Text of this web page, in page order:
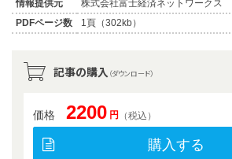
情報提供元
株式会社富士経済ネットワークス
PDFページ数
1頁（302kb）
記事の購入 （ダウンロード）
価格 2200 円 （税込）
購入する